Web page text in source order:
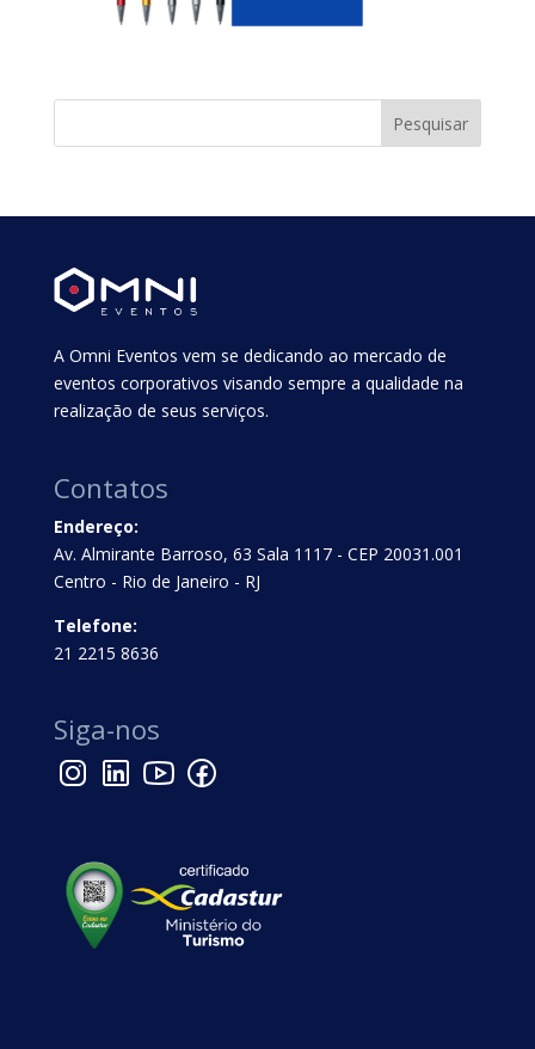
A Omni Eventos vem se dedicando ao mercado de
eventos corporativos visando sempre a qualidade na
realização de seus serviços.
Contatos
Endereço:
Av. Almirante Barroso, 63 Sala 1117 - CEP 20031.001
Centro - Rio de Janeiro - RJ
Telefone:
21 2215 8636
Siga-nos